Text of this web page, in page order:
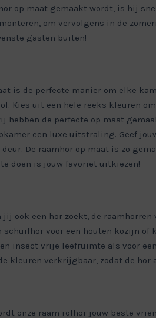
op maat gemaakt wordt, is hij
om vervolgens in de
gasten buiten!
is de perfecte manier om elke
Kies uit een hele reeks kleuren
de perfecte op maat
een luxe uitstraling. Geef
De raamhor op maat is zo
doen is jouw favoriet uitkiezen!
jij ook een hor zoekt, de
schuifhor voor een houten kozijn
insect vrije leefruimte als voor
kleuren verkrijgbaar, zodat de
onze raam rolhor jouw beste